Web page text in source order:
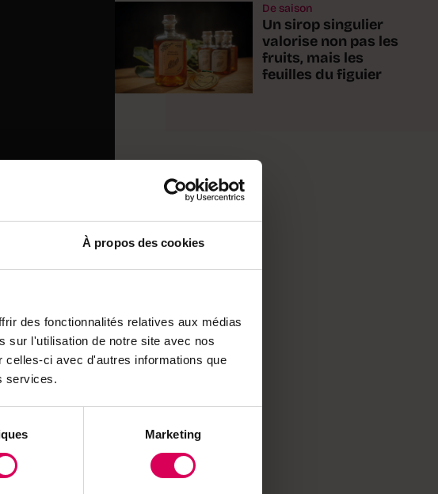
À propos des cookies
des fonctionnalités relatives aux médias
sur l'utilisation de notre site avec nos
celles-ci avec d'autres informations que
services.
Marketing
à merveille avec
pour un
pour une
Pour les
ce plat en
De saison
Un sirop singulier
valorise non pas les
fruits, mais les
feuilles du figuier